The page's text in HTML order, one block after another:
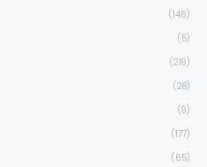
(146)
(5)
(219)
(28)
(9)
(177)
(65)